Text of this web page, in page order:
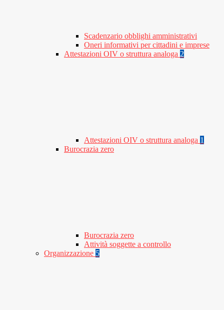
Scadenzario obblighi amministrativi
Oneri informativi per cittadini e imprese
Attestazioni OIV o struttura analoga 2
Attestazioni OIV o struttura analoga 1
Burocrazia zero
Burocrazia zero
Attività soggette a controllo
Organizzazione 5